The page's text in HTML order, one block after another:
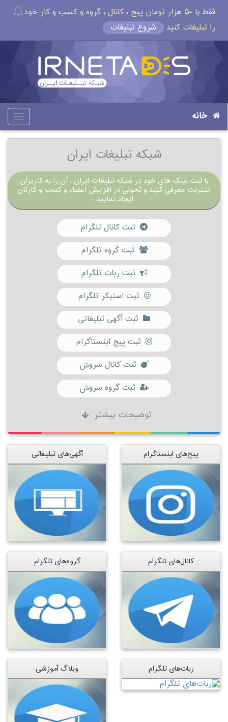
فقط با ۵۰ هزار تومان پیج ، کانال ، گروه و کسب و کار خود
را تبلیغات کنید
شروع تبلیغات
خانه
شبکه تبلیغات ایران
با ثبت لینک های خود در شبکه تبلیغات ایران ، آن را به کاربران
اینترنت معرفی کنید و تحولی در افزایش اعضاء و کسب و کارتان
ایجاد نمایید.
ثبت کانال تلگرام
ثبت گروه تلگرام
ثبت ربات تلگرام
ثبت استیکر تلگرام
ثبت آگهی تبلیغاتی
ثبت پیج اینستاگرام
ثبت کانال سروش
ثبت گروه سروش
توضیحات بیشتر
پیج‌های اینستاگرام آگهی‌های تبلیغاتی
کانال‌های تلگرام گروه‌های تلگرام
ربات‌های تلگرام وبلاگ آموزشی